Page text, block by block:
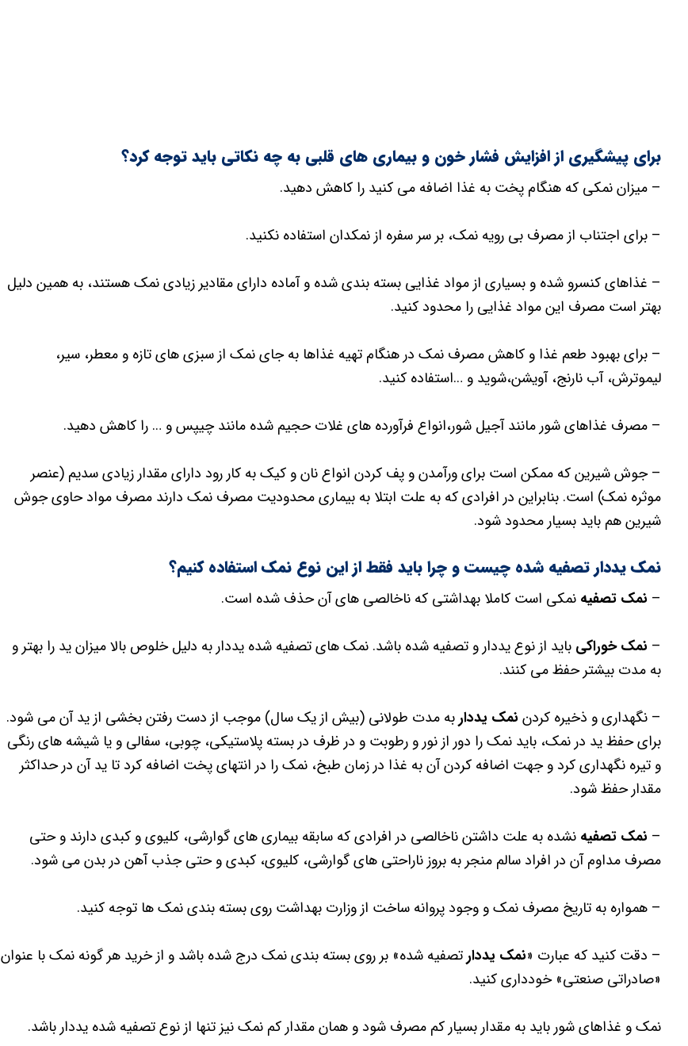
برای پیشگیری از افزایش فشار خون و بیماری های قلبی به چه نکاتی باید توجه کرد؟
– میزان نمکی که هنگام پخت به غذا اضافه می کنید را کاهش دهید.
– برای اجتناب از مصرف بی رویه نمک، بر سر سفره از نمکدان استفاده نکنید.
– غذاهای کنسرو شده و بسیاری از مواد غذایی بسته بندی شده و آماده دارای مقادیر زیادی نمک هستند، به همین دلیل
بهتر است مصرف این مواد غذایی را محدود کنید.
– برای بهبود طعم غذا و کاهش مصرف نمک در هنگام تهیه غذاها به جای نمک از سبزی های تازه و معطر، سیر،
لیموترش، آب نارنج، آویشن،شوید و …استفاده کنید.
– مصرف غذاهای شور مانند آجیل شور،انواع فرآورده های غلات حجیم شده مانند چیپس و … را کاهش دهید.
– جوش شیرین که ممکن است برای ورآمدن و پف کردن انواع نان و کیک به کار رود دارای مقدار زیادی سدیم (عنصر
موثره نمک) است. بنابراین در افرادی که به علت ابتلا به بیماری محدودیت مصرف نمک دارند مصرف مواد حاوی جوش
شیرین هم باید بسیار محدود شود.
نمک یددار تصفیه شده چیست و چرا باید فقط از این نوع نمک استفاده کنیم؟
– نمک تصفیه نمکی است کاملا بهداشتی که ناخالصی های آن حذف شده است.
– نمک خوراکی باید از نوع یددار و تصفیه شده باشد. نمک های تصفیه شده یددار به دلیل خلوص بالا میزان ید را بهتر و
به مدت بیشتر حفظ می کنند.
– نگهداری و ذخیره کردن نمک یدداربه مدت طولانی (بیش از یک سال) موجب از دست رفتن بخشی از ید آن می شود.
برای حفظ ید در نمک، باید نمک را دور از نور و رطوبت و در ظرف در بسته پلاستیکی، چوبی، سفالی و یا شیشه های رنگی
و تیره نگهداری کرد و جهت اضافه کردن آن به غذا در زمان طبخ، نمک را در انتهای پخت اضافه کرد تا ید آن در حداکثر
مقدار حفظ شود.
– نمک تصفیه نشده به علت داشتن ناخالصی در افرادی که سابقه بیماری های گوارشی، کلیوی و کبدی دارند و حتی
مصرف مداوم آن در افراد سالم منجر به بروز ناراحتی های گوارشی، کلیوی، کبدی و حتی جذب آهن در بدن می شود.
– همواره به تاریخ مصرف نمک و وجود پروانه ساخت از وزارت بهداشت روی بسته بندی نمک ها توجه کنید.
– دقت کنید که عبارت «نمک یددارتصفیه شده» بر روی بسته بندی نمک درج شده باشد و از خرید هر گونه نمک با عنوان
«صادراتی صنعتی» خودداری کنید.
نمک و غذاهای شور باید به مقدار بسیار کم مصرف شود و همان مقدار کم نمک نیز تنها از نوع تصفیه شده یددار باشد.